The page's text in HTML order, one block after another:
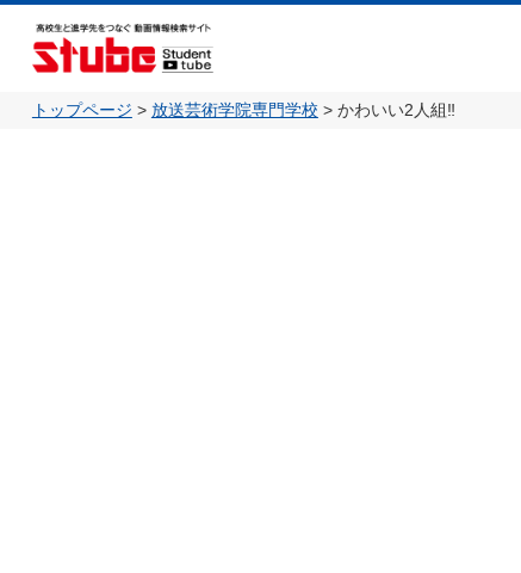
トップページ > 放送芸術学院専門学校 > かわいい2人組‼️